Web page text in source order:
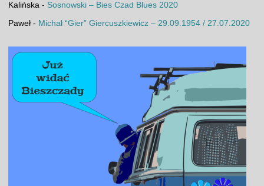
Kalińska - Sosnowski – Bies Czad Blues 2020
Paweł- Michał “Gier” Giercuszkiewicz – 29.09.1954 / 27.07.2020